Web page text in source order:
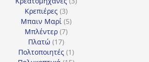
Κρεπιέρες 33
προϊόντα
Μπαιν Μαρί 55
Μπλέντερ 77
Πλατώ 1717
προϊόντα
Πολτοποιητές 11